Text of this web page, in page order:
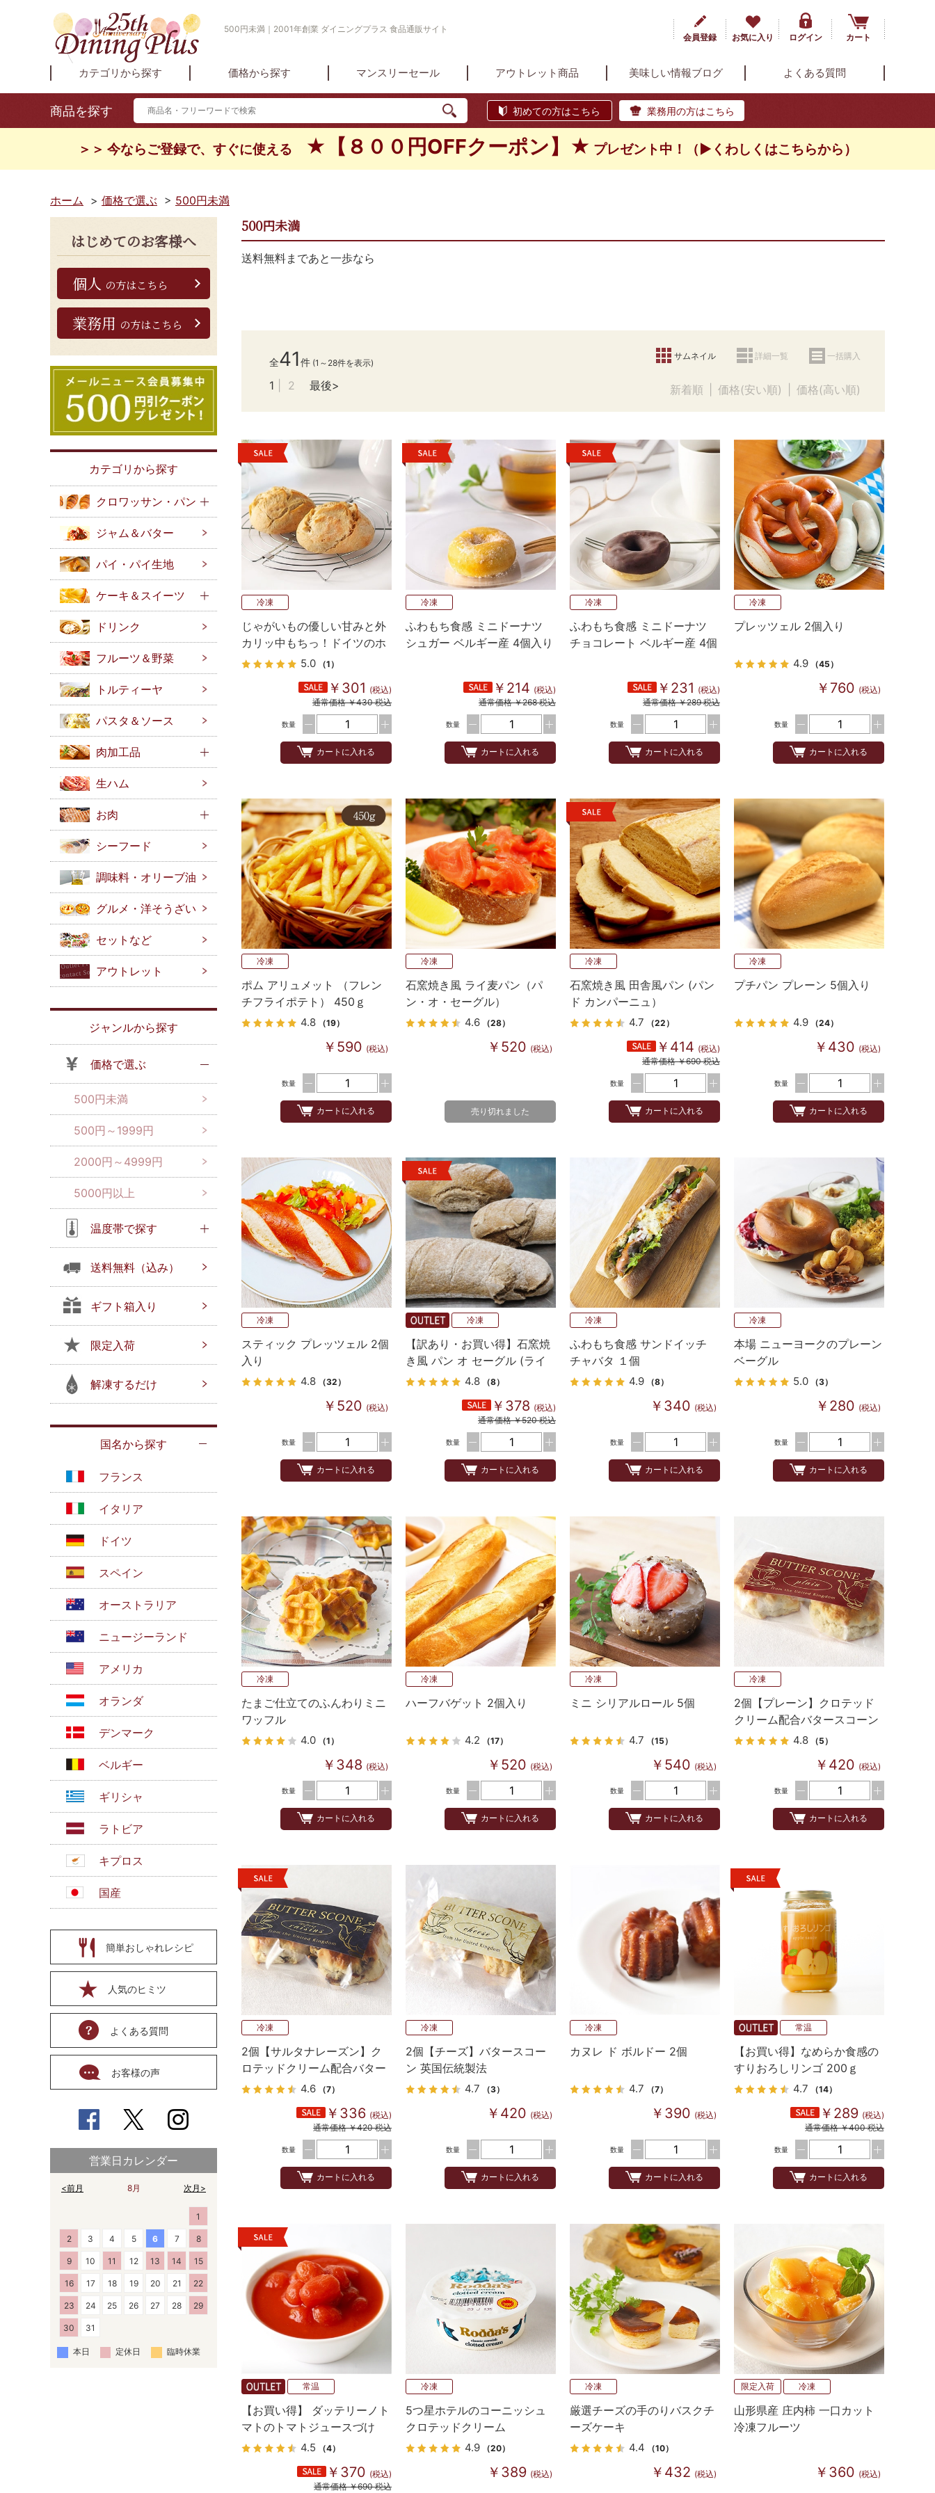
500円未満｜2001年創業 ダイニングプラス 食品通販サイト
会員登録
お気に入り ログイン カート
カテゴリから探す 価格から探す マンスリーセール アウトレット商品 美味しい情報ブログ よくある質問
商品を探す 初めての方はこちら 業務用の方はこちら
＞＞ 今ならご登録で、すぐに使える ★【８００円OFFクーポン】★ プレゼント中！（▶くわしくはこちらから）
ホーム > 価格で選ぶ > 500円未満
はじめてのお客様へ
個人 の方はこちら
業務用 の方はこちら
カテゴリから探す
クロワッサン・パン
ジャム＆バター
パイ・パイ生地
ケーキ＆スイーツ
ドリンク
フルーツ＆野菜
トルティーヤ
パスタ＆ソース
肉加工品
生ハム
お肉
シーフード
調味料・オリーブ油
グルメ・洋そうざい
セットなど
アウトレット
ジャンルから探す
価格で選ぶ
500円未満
500円～1999円
2000円～4999円
5000円以上
温度帯で探す
送料無料（込み）
ギフト箱入り
限定入荷
解凍するだけ
国名から探す
フランス
イタリア
ドイツ
スペイン
オーストラリア
ニュージーランド
アメリカ
オランダ
デンマーク
ベルギー
ギリシャ
ラトビア
キプロス
国産
簡単おしゃれレシピ
人気のヒミツ
よくある質問
お客様の声
営業日カレンダー
8月
<前月 次月>
1
2 3 4 5 6 7 8
9 10 11 12 13 14 15
16 17 18 19 20 21 22
23 24 25 26 27 28 29
30 31
本日 定休日 臨時休業
500円未満
送料無料まであと一歩なら
全41件 (1～28件を表示)
1 2 最後
サムネイル 詳細一覧 一括購入
新着順 価格(安い順) 価格(高い順)
冷凍
じゃがいもの優しい甘みと外
カリッ中もちっ！ドイツのホ
ワイトロール5.0 （1）
￥301 (税込)
通常価格 ￥430 税込
数量
カートに入れる
冷凍
ふわもち食感 ミニドーナツ
シュガー ベルギー産 4個入り
￥214 (税込)
通常価格 ￥268 税込
数量
カートに入れる
冷凍
ふわもち食感 ミニドーナツ
チョコレート ベルギー産 4個
￥231 (税込)
通常価格 ￥289 税込
数量
カートに入れる
冷凍
プレッツェル 2個入り
4.9 （45）
￥760 (税込)
数量
カートに入れる
冷凍
ポム アリュメット （フレン
チフライポテト） 450ｇ
4.8 （19）
￥590 (税込)
数量
カートに入れる
冷凍
石窯焼き風 ライ麦パン（パ
ン・オ・セーグル）
4.6 （28）
￥520 (税込)
売り切れました
冷凍
石窯焼き風 田舎風パン (パン
ド カンパーニュ）
4.7 （22）
￥414 (税込)
通常価格 ￥690 税込
数量
カートに入れる
冷凍
プチパン プレーン 5個入り
4.9 （24）
￥430 (税込)
数量
カートに入れる
冷凍
スティック プレッツェル 2個
入り
4.8 （32）
￥520 (税込)
数量
カートに入れる
冷凍
【訳あり・お買い得】石窯焼
き風 パン オ セーグル (ライ
麦パン）
4.8 （8）
￥378 (税込)
通常価格 ￥520 税込
数量
カートに入れる
冷凍
ふわもち食感 サンドイッチ
チャバタ １個
4.9 （8）
￥340 (税込)
数量
カートに入れる
冷凍
本場 ニューヨークのプレーン
ベーグル
5.0 （3）
￥280 (税込)
数量
カートに入れる
冷凍
たまご仕立てのふんわりミニ
ワッフル
4.0 （1）
￥348 (税込)
数量
カートに入れる
冷凍
ハーフバゲット 2個入り
4.2 （17）
￥520 (税込)
数量
カートに入れる
冷凍
ミニ シリアルロール 5個
4.7 （15）
￥540 (税込)
数量
カートに入れる
冷凍
2個【プレーン】クロテッド
クリーム配合バタースコーン
英国伝統の味4.8 （5）
￥420 (税込)
数量
カートに入れる
冷凍
2個【サルタナレーズン】ク
ロテッドクリーム配合バター
スコーン 英国伝統の味
4.6 （7）
￥336 (税込)
通常価格 ￥420 税込
数量
カートに入れる
冷凍
2個【チーズ】バタースコー
ン 英国伝統製法
4.7 （3）
￥420 (税込)
数量
カートに入れる
冷凍
カヌレ ド ボルドー 2個
4.7 （7）
￥390 (税込)
数量
カートに入れる
常温
【お買い得】なめらか食感の
すりおろしリンゴ 200ｇ
4.7 （14）
￥289 (税込)
通常価格 ￥400 税込
数量
カートに入れる
常温
【お買い得】 ダッテリーノト
マトのトマトジュースづけ
（皮なし）400ｇ
4.5 （4）
￥370 (税込)
通常価格 ￥690 税込
冷凍
5つ星ホテルのコーニッシュ
クロテッドクリーム
4.9 （20）
￥389 (税込)
冷凍
厳選チーズの手のりバスクチ
ーズケーキ
4.4 （10）
￥432 (税込)
限定入荷 冷凍
山形県産 庄内柿 一口カット
冷凍フルーツ
￥360 (税込)